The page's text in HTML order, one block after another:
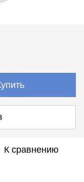
К сравнению